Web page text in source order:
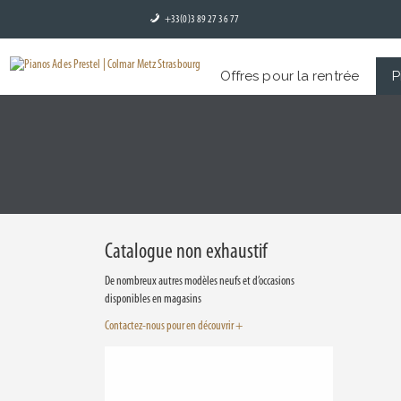
+33(0)3 89 27 36 77
Offres pour la rentrée
Catalogue non exhaustif
De nombreux autres modèles neufs et d’occasions
disponibles en magasins
Contactez-nous pour en découvrir +